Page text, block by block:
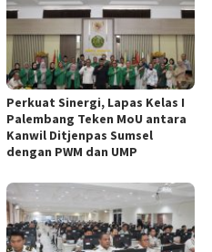
Perkuat Sinergi, Lapas Kelas I
Palembang Teken MoU antara
Kanwil Ditjenpas Sumsel
dengan PWM dan UMP